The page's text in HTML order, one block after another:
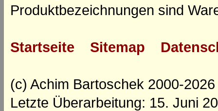
Produktbezeichnungen sind
Startseite Sitemap
(c) Achim Bartoschek 2000-2026
Letzte Überarbeitung: 15. Juni